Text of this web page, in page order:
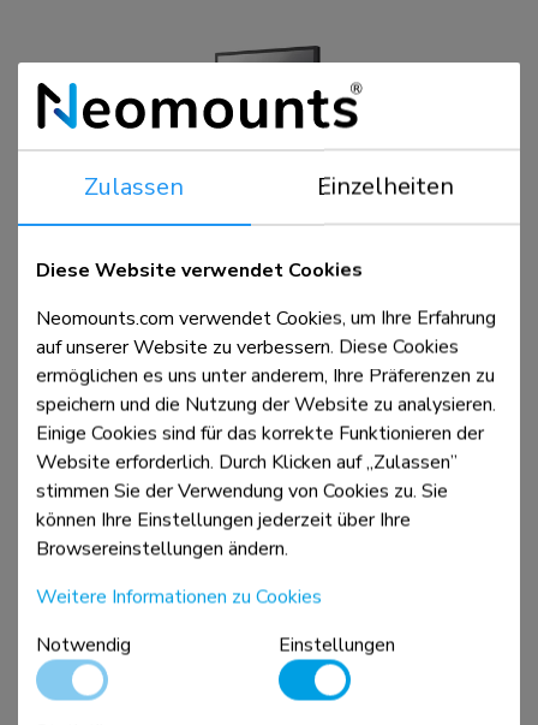
Monitorarm 17-35" - Gasfeder - Topfix - 180°-Stopp
Vergleichen Ansicht
DS70-250BL2
Zulassen Einzelheiten
Diese Website verwendet Cookies
Neomounts.com verwendet Cookies, um Ihre Erfahrung
auf unserer Website zu verbessern. Diese Cookies
ermöglichen es uns unter anderem, Ihre Präferenzen zu
speichern und die Nutzung der Website zu analysieren.
Einige Cookies sind für das korrekte Funktionieren der
Website erforderlich. Durch Klicken auf „Zulassen”
stimmen Sie der Verwendung von Cookies zu. Sie
können Ihre Einstellungen jederzeit über Ihre
Browsereinstellungen ändern.
Weitere Informationen zu Cookies
Notwendig
Einstellungen